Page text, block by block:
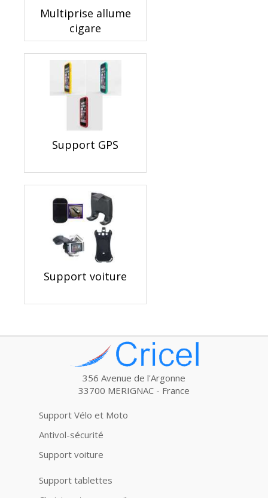
Multiprise allume
cigare
Support GPS
Support voiture
356 Avenue de l'Argonne
33700 MERIGNAC - France
Support Vélo et Moto
Antivol-sécurité
Support voiture
Support tablettes